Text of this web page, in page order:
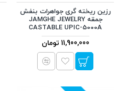
رزین ریخته گری جواهرات بنفش
جمقه JAMGHE JEWELRY
CASTABLE UPIC-5000A
11,900,000 تومان